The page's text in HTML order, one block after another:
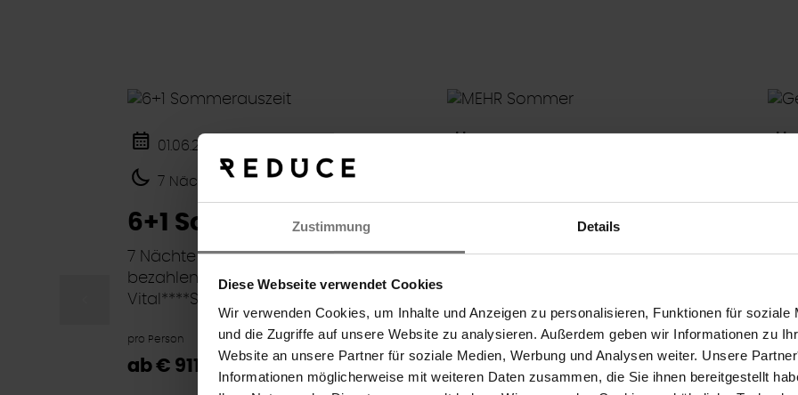
Zustimmung Details
Diese Webseite verwendet Cookies
Wir verwenden Cookies, um Inhalte und Anzeigen zu personalisieren, Funktionen für soziale
und die Zugriffe auf unsere Website zu analysieren. Außerdem geben wir Informationen zu
Website an unsere Partner für soziale Medien, Werbung und Analysen weiter. Unsere
Informationen möglicherweise mit weiteren Daten zusammen, die Sie ihnen bereitgestellt
01.06.2026 - 31.08.2026
7 Nächte
6+1 Sommerauszeit
7 Nächte bleiben aber nur 6
bezahlen im REDUCE Hotel
Vital****S
pro Person
ab € 911,-
MEHR Sommer
Bei uns im REDUCE Hotel Vital ****S
Badevergnügen und mehr Sonne
in Österreichs sonnigstem
Bundesland.
pro
ab
Suche
3 volle Tage Urlaubsfeeling
Regeneration, Entspannung, feinste
Kulinarik & ganztägiger Badegenuss